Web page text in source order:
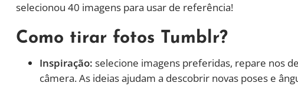
selecionou 40 imagens para usar de referência!
Como tirar fotos Tumblr?
Inspiração: selecione imagens preferidas, repare nos
câmera. As ideias ajudam a descobrir novas poses e